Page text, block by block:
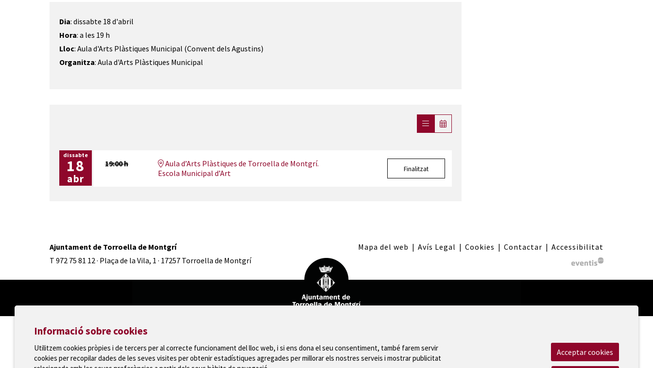
Dia: dissabte 18 d'abril
Hora: a les 19 h
Lloc: Aula d'Arts Plàstiques Municipal (Convent dels Agustins)
Organitza: Aula d'Arts Plàstiques Municipal
dissabte
18
abr
19:00 h
Aula d’Arts Plàstiques de Torroella de Montgrí.
Escola Municipal d’Art
Finalitzat
Ajuntament de Torroella de Montgrí
T 972 75 81 12 · Plaça de la Vila, 1 · 17257 Torroella de Montgrí
Mapa del web | Avís Legal | Cookies | Contactar | Accessibilitat
Informació sobre cookies
Utilitzem cookies pròpies i de tercers per al correcte funcionament del lloc web, i si ens dona el seu consentiment, també farem servir
cookies per recopilar dades de les seves visites per obtenir estadístiques agregades per millorar els nostres serveis i mostrar publicitat
Acceptar cookies